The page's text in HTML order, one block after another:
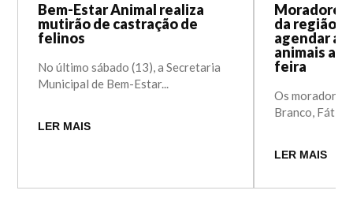
Bem-Estar Animal realiza
mutirão de castração de
felinos
No último sábado (13), a Secretaria
Municipal de Bem-Estar...
LER MAIS
Moradores
da região
agendar as
animais a
feira
Os moradores
Branco,
LER MAIS